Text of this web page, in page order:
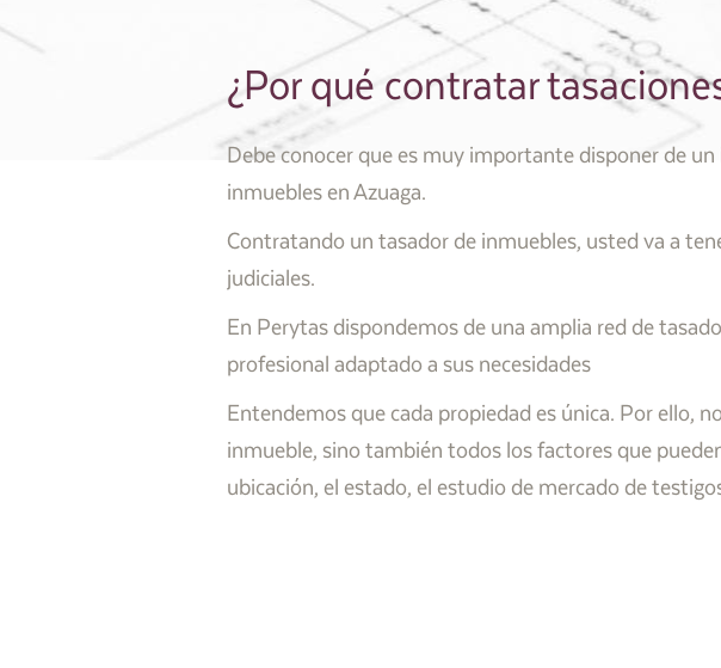
¿Por qué contratar
Debe conocer que es muy importante disponer de
inmuebles en Azuaga.
Contratando un tasador de inmuebles, usted va a
judiciales.
En Perytas dispondemos de una amplia red de
profesional adaptado a sus necesidades
Entendemos que cada propiedad es única. Por ello,
inmueble, sino también todos los factores que
ubicación, el estado, el estudio de mercado de